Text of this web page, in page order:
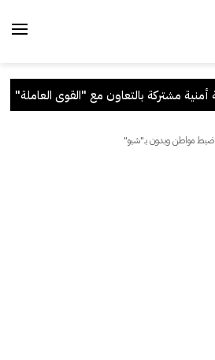
ضبط مواطن وبدون بـ"شبو"